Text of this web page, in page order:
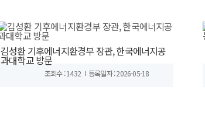
김성환 기후에너지환경부 장관, 한국에너지공
과대학교 방문
조회수 : 1432 등록일자 : 2026-05-18